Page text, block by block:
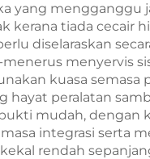
yang mengganggu
kerana tiada cecair
diselaraskan
menyervis
kuasa
hayat peralatan
mudah,
integrasi serta
kekal rendah